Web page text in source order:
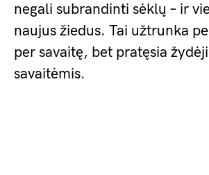
negali subrandinti sėklų – ir
naujus žiedus. Tai užtrunka
per savaitę, bet pratęsia
savaitėmis.